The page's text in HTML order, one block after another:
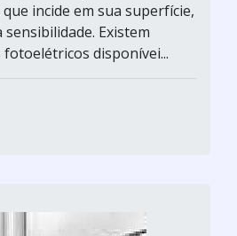
incide em sua superfície,
Existem
disponívei...